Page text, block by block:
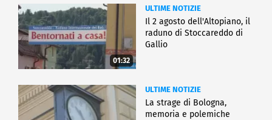
01:32
ULTIME NOTIZIE
Il 2 agosto dell'Altopiano, il
raduno di Stoccareddo di
Gallio
ULTIME NOTIZIE
La strage di Bologna,
memoria e polemiche